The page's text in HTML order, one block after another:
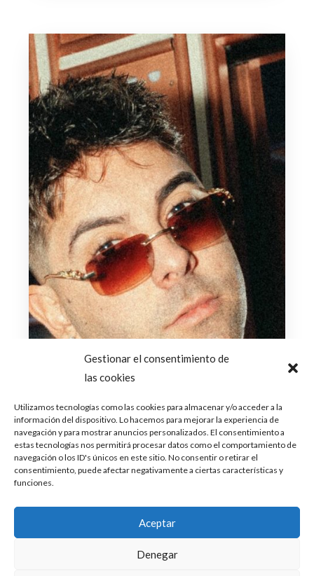
Gestionar el consentimiento de
las cookies
Utilizamos tecnologías como las cookies para almacenar y/o acceder a la
información del dispositivo. Lo hacemos para mejorar la experiencia de
navegación y para mostrar anuncios personalizados. El consentimiento a
estas tecnologías nos permitirá procesar datos como el comportamiento de
navegación o los ID's únicos en este sitio. No consentir o retirar el
consentimiento, puede afectar negativamente a ciertas características y
funciones.
Aceptar
Denegar